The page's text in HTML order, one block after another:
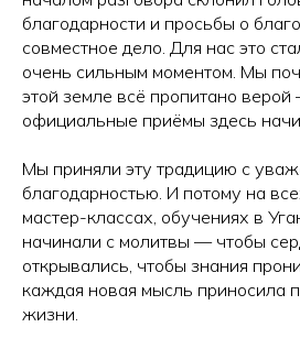
благодарности и просьбы о
совместное дело. Для нас это
очень сильным моментом. Мы
этой земле всё пропитано
официальные приёмы здесь
Мы приняли эту традицию с
благодарностью. И потому на
мастер-классах, обучениях в
начинали с молитвы — чтобы
открывались, чтобы знания
каждая новая мысль приносила
жизни.